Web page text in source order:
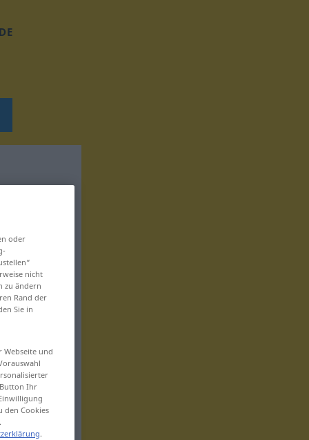
oder
nicht
zu ändern
Rand der
Sie in
und
Ihr
den Cookies
.